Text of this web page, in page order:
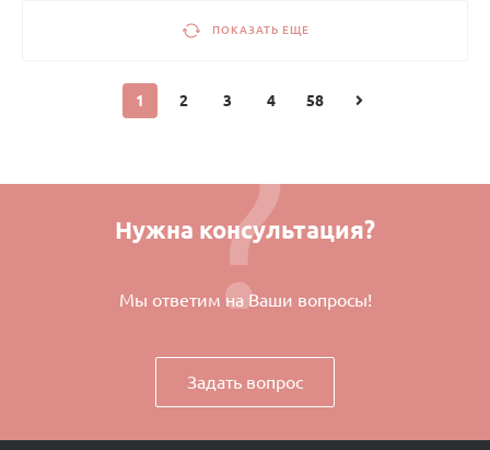
ПОКАЗАТЬ ЕЩЕ
1 2 3 4 58
Нужна консультация?
Мы ответим на Ваши вопросы!
Задать вопрос